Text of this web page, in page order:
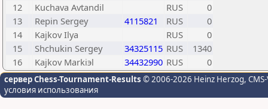
12
Kuchava Avtandil RUS
0
13
Repin Sergey 4115821 RUS
0
14
Kajkov Ilya RUS
0
15
Shchukin Sergey 34325115 RUS
1340
16
Kajkov Markiэl 34432990 RUS 0
сервер Chess-Tournament-Results © 2006-2026 Heinz Herzog,
условия использования